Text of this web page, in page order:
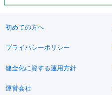
初めての方へ
プライバシーポリシー
健全化に資する運用方針
運営会社